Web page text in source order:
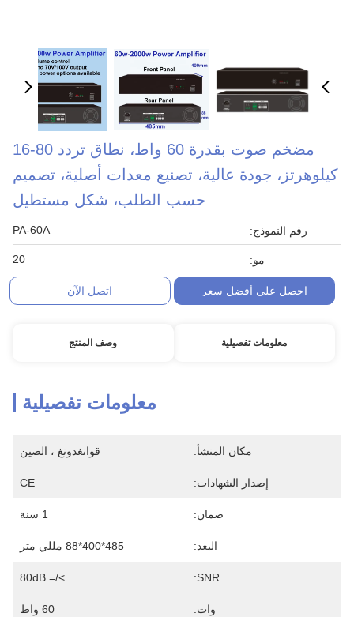
مضخم صوت بقدرة 60 واط، نطاق تردد 80-16
كيلوهرتز، جودة عالية، تصنيع معدات أصلية، تصميم
حسب الطلب، شكل مستطيل
رقم النموذج: PA-60A
مو: 20
احصل على أفضل سعر اتصل الآن
معلومات تفصيلية وصف المنتج
معلومات تفصيلية
مكان المنشأ: قوانغدونغ ، الصين
إصدار الشهادات: CE
ضمان: 1 سنة
البعد: 485*400*88 مللي متر
SNR:
>/= 80dB
وات: 60 واط